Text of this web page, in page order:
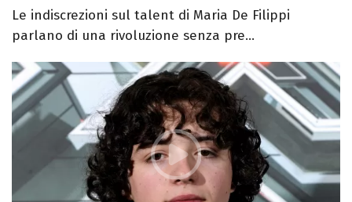
Le indiscrezioni sul talent di Maria De Filippi
parlano di una rivoluzione senza pre...